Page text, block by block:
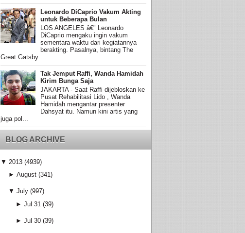
Leonardo DiCaprio Vakum Akting
untuk Beberapa Bulan
LOS ANGELES â€" Leonardo
DiCaprio mengaku ingin vakum
sementara waktu dari kegiatannya
berakting. Pasalnya, bintang The
Great Gatsby ...
Tak Jemput Raffi, Wanda Hamidah
Kirim Bunga Saja
JAKARTA - Saat Raffi dijebloskan ke
Pusat Rehabilitasi Lido , Wanda
Hamidah mengantar presenter
Dahsyat itu. Namun kini artis yang
juga pol...
BLOG ARCHIVE
▼ 2013 (4939)
► August (341)
▼ July (997)
►Jul 31 (39)
►Jul 30 (39)